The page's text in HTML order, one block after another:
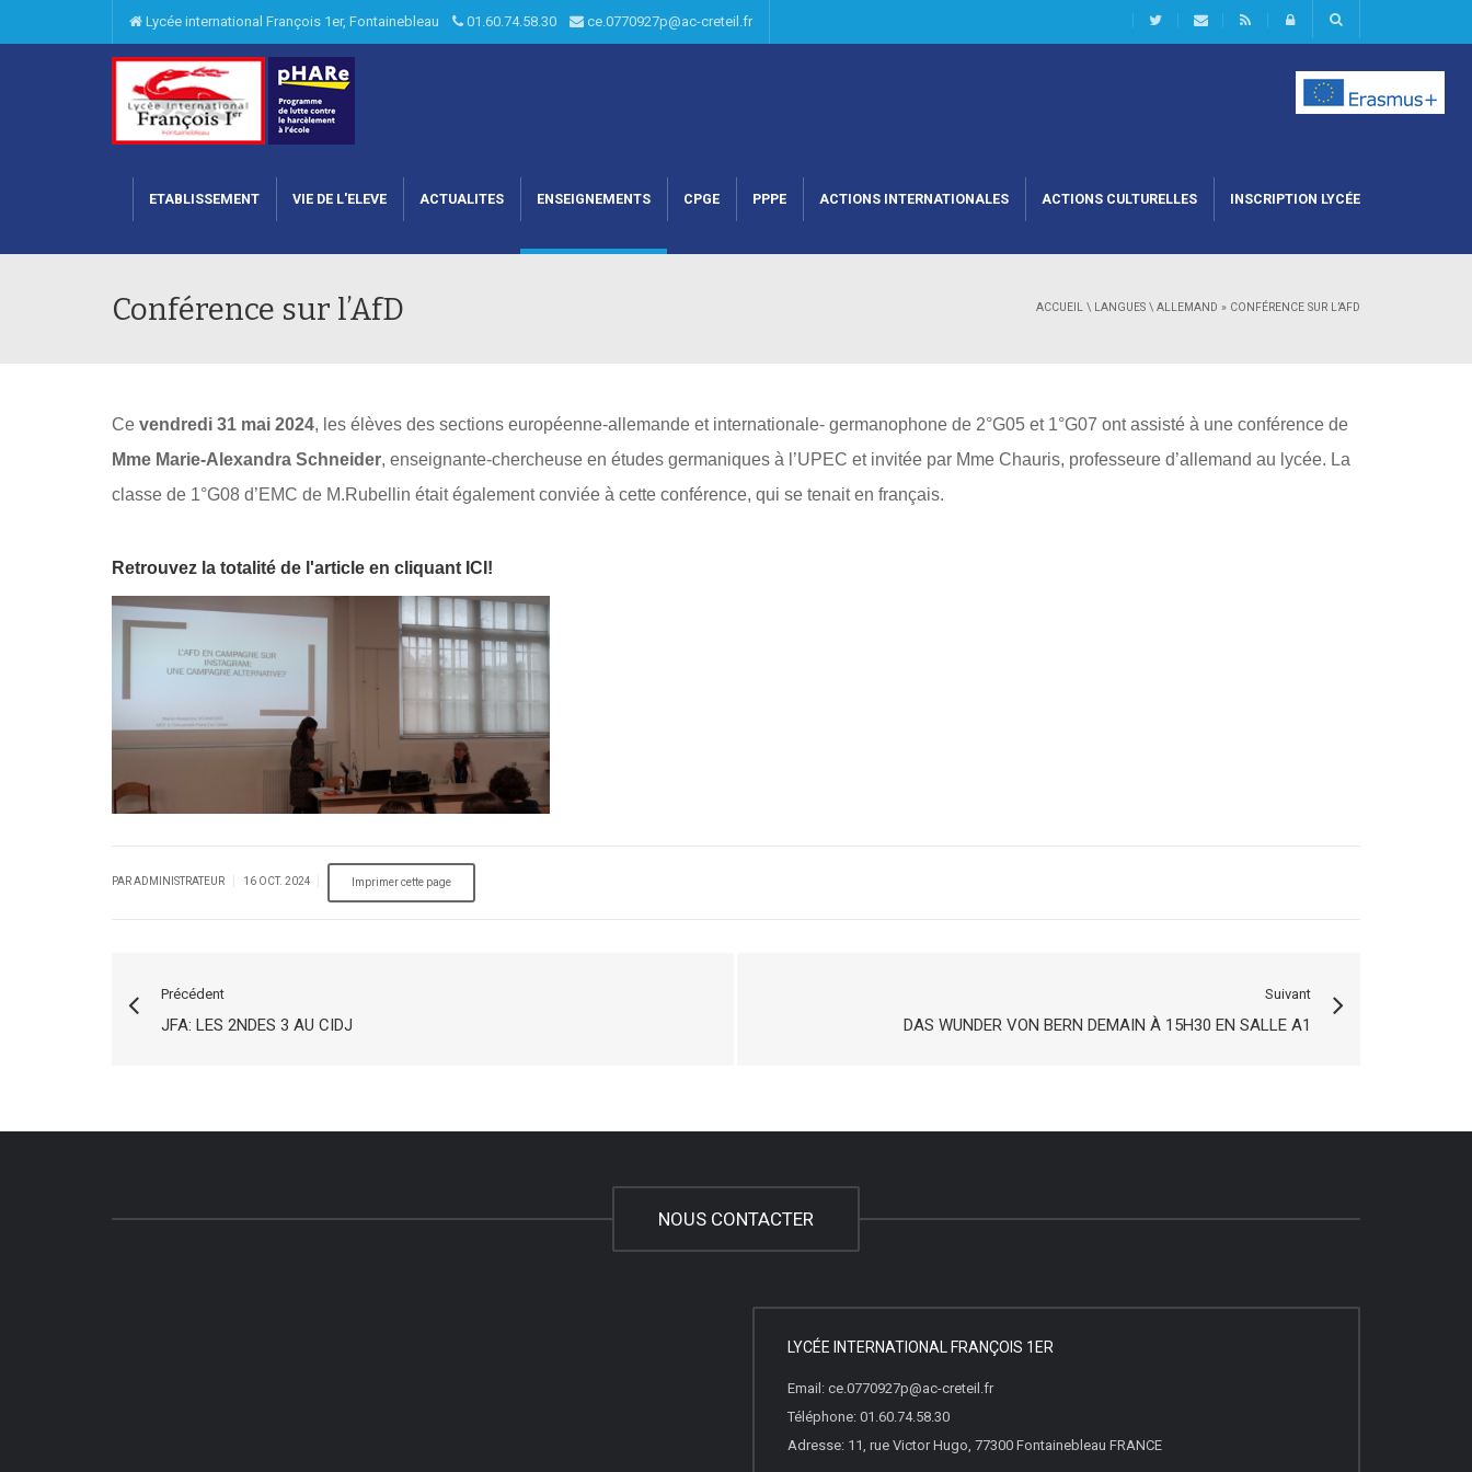
Lycée international François 1er, Fontainebleau 01.60.74.58.30 ce.0770927p@ac-creteil.fr
ETABLISSEMENT VIE DE L'ELEVE ACTUALITES ENSEIGNEMENTS CPGE PPPE ACTIONS INTERNATIONALES ACTIONS CULTURELLES INSCRIPTION LYCÉE
Conférence sur l’AfD ACCUEIL \ LANGUES \ ALLEMAND » CONFÉRENCE SUR L’AFD
Ce vendredi 31 mai 2024, les élèves des sections européenne-allemande et internationale- germanophone de 2°G05 et 1°G07 ont assisté à une conférence de
Mme Marie-Alexandra Schneider, enseignante-chercheuse en études germaniques à l’UPEC et invitée par Mme Chauris, professeure d’allemand au lycée. La
classe de 1°G08 d’EMC de M.Rubellin était également conviée à cette conférence, qui se tenait en français.
Retrouvez la totalité de l'article en cliquant ICI!
PAR ADMINISTRATEUR 16 OCT. 2024
Précédent
JFA: LES 2NDES 3 AU CIDJ
Suivant
DAS WUNDER VON BERN DEMAIN À 15H30 EN SALLE A1
NOUS CONTACTER
LYCÉE INTERNATIONAL FRANÇOIS 1ER
Email: ce.0770927p@ac-creteil.fr
Téléphone: 01.60.74.58.30
Adresse: 11, rue Victor Hugo, 77300 Fontainebleau FRANCE